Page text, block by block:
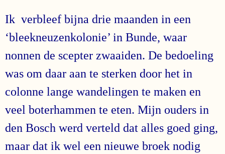
Ik verbleef bijna drie maanden in een
‘bleekneuzenkolonie’ in Bunde, waar
nonnen de scepter zwaaiden. De bedoeling
was om daar aan te sterken door het in
colonne lange wandelingen te maken en
veel boterhammen te eten. Mijn ouders in
den Bosch werd verteld dat alles goed ging,
maar dat ik wel een nieuwe broek nodig